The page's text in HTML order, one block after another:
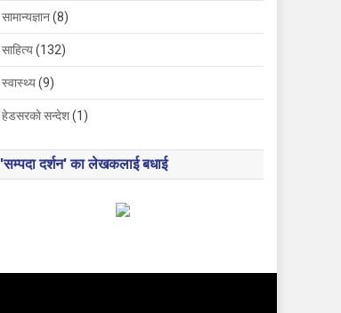
सामान्यज्ञान(8)
साहित्य(132)
स्वास्थ्य(9)
हेडसरकाे सन्देश(1)
'सम्पदा दर्शन' का लेखकलाई बधाई